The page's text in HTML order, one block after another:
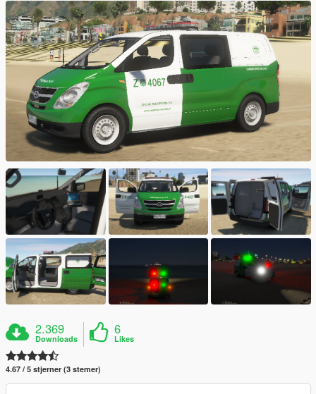
2.369
Downloads
6
Likes
4.67 / 5 stjerner (3 stemer)